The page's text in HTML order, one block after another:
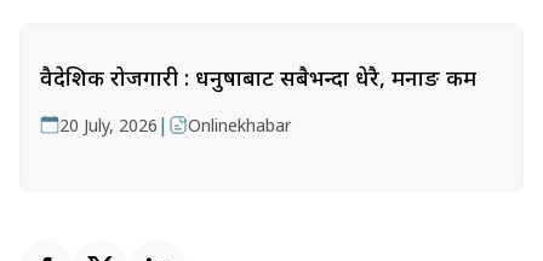
वैदेशिक रोजगारी : धनुषाबाट सबैभन्दा धेरै, मनाङ कम
20 July, 2026 | Onlinekhabar